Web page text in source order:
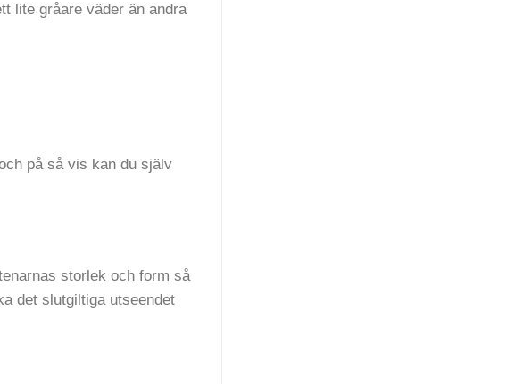
lite gråare väder än andra
på så vis kan du själv
storlek och form så
det slutgiltiga utseendet